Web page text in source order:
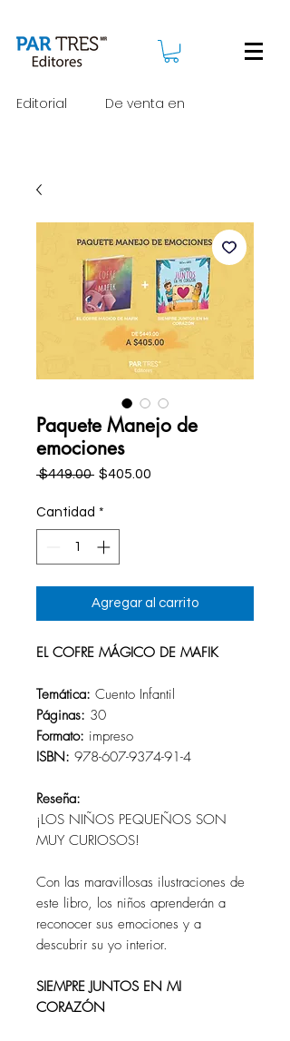
Editorial De venta en
Paquete Manejo de
emociones
$449.00 Precio
$405.00
Cantidad *
Agregar al carrito
EL COFRE MÁGICO DE MAFIK
Temática: Cuento Infantil
Páginas: 30
Formato: impreso
ISBN: 978-607-9374-91-4
Reseña:
¡LOS NIÑOS PEQUEÑOS SON
MUY CURIOSOS!
Con las maravillosas ilustraciones de
este libro, los niños aprenderán a
reconocer sus emociones y a
descubrir su yo interior.
SIEMPRE JUNTOS EN MI
CORAZÓN